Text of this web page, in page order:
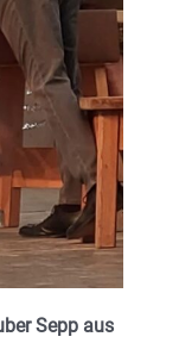
Sepp aus